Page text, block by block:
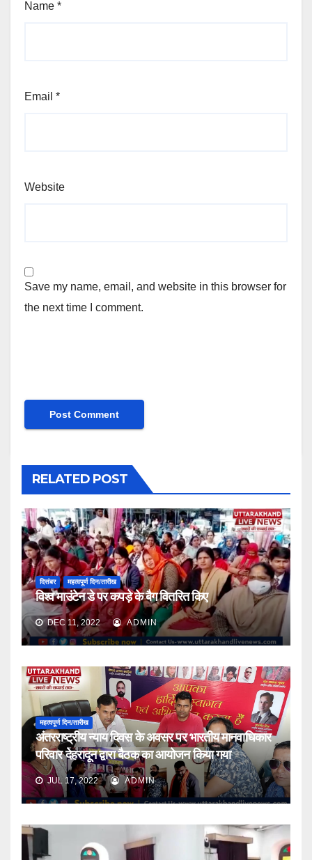
Name *
Email *
Website
Save my name, email, and website in this browser for
the next time I comment.
RELATED POST
दिसंबर महत्वपूर्ण दिन/तारीख
विश्व माउंटेन डे पर कपड़े के बैग वितरित किए
DEC 11, 2022 ADMIN
महत्वपूर्ण दिन/तारीख
अंतरराष्ट्रीय न्याय दिवस के अवसर पर भारतीय मानवाधिकार
परिवार देहरादून द्वारा बैठक का आयोजन किया गया
JUL 17, 2022 ADMIN